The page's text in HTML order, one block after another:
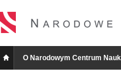
O Narodowym Centrum